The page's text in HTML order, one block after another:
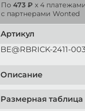
По 473 ₽ x 4
с партнерами Wonted
Артикул
BE@RBRICK-2411-
Описание
Размерная таблица